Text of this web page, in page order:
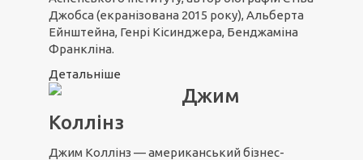
Джобса (екранізована 2015 року), Альберта
Ейнштейна, Генрі Кісинджера, Бенджаміна
Франкліна.
Детальніше
Джим
Коллінз
Джим Коллінз — американський бізнес-